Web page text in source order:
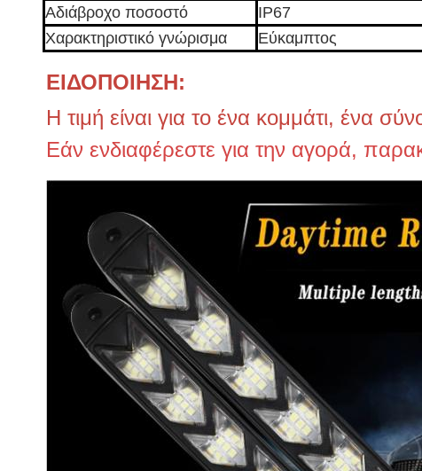
Αδιάβροχο ποσοστό
IP67
Χαρακτηριστικό γνώρισμα
Εύκαμπτος
ΕΙΔΟΠΟΙΗΣΗ:
Η τιμή είναι για το ένα κομμάτι, ένα
Εάν ενδιαφέρεστε για την αγορά,